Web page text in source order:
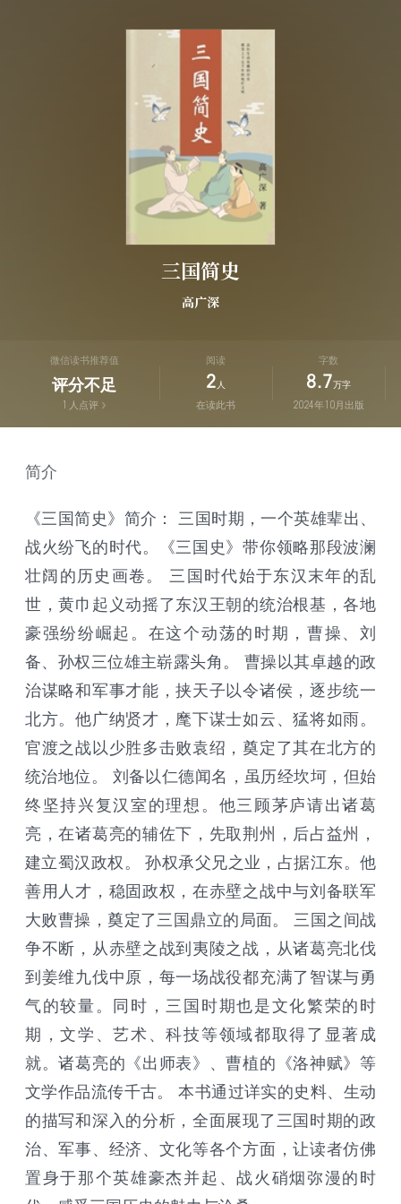
三国简史
高广深
微信读书推荐值
评分不足
人点评
阅读
2 人
在读此书
字数
8.7 万字
2024年10月出版
简介
《三国简史》简介： 三国时期，一个英雄辈出、
战火纷飞的时代。《三国史》带你领略那段波澜
壮阔的历史画卷。 三国时代始于东汉末年的乱
世，黄巾起义动摇了东汉王朝的统治根基，各地
豪强纷纷崛起。在这个动荡的时期，曹操、刘
备、孙权三位雄主崭露头角。 曹操以其卓越的政
治谋略和军事才能，挟天子以令诸侯，逐步统一
北方。他广纳贤才，麾下谋士如云、猛将如雨。
官渡之战以少胜多击败袁绍，奠定了其在北方的
统治地位。 刘备以仁德闻名，虽历经坎坷，但始
终坚持兴复汉室的理想。他三顾茅庐请出诸葛
亮，在诸葛亮的辅佐下，先取荆州，后占益州，
建立蜀汉政权。 孙权承父兄之业，占据江东。他
善用人才，稳固政权，在赤壁之战中与刘备联军
大败曹操，奠定了三国鼎立的局面。 三国之间战
争不断，从赤壁之战到夷陵之战，从诸葛亮北伐
到姜维九伐中原，每一场战役都充满了智谋与勇
气的较量。同时，三国时期也是文化繁荣的时
期，文学、艺术、科技等领域都取得了显著成
就。诸葛亮的《出师表》、曹植的《洛神赋》等
文学作品流传千古。 本书通过详实的史料、生动
的描写和深入的分析，全面展现了三国时期的政
治、军事、经济、文化等各个方面，让读者仿佛
置身于那个英雄豪杰并起、战火硝烟弥漫的时